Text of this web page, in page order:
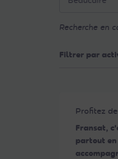
Recherche en
Filtrer par
Profitez
Fransat,
partout en